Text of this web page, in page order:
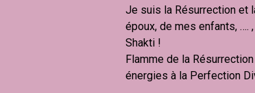
Je suis la Résurrection et
époux, de mes enfants, ….
Shakti !
Flamme de la
énergies à la Perfection